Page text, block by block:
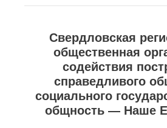
Свердловская
общественная
содействия
справедливого
социального
общность — Наше